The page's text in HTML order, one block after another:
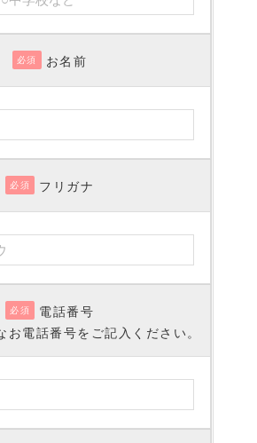
必須 お名前
必須 フリガナ
必須
電話番号
電話番号をご記入ください。